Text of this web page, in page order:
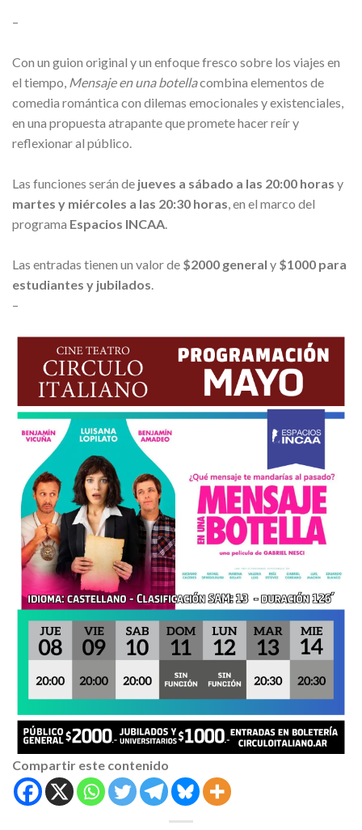
–
Con un guion original y un enfoque fresco sobre los viajes en
el tiempo, Mensaje en una botellacombina elementos de
comedia romántica con dilemas emocionales y existenciales,
en una propuesta atrapante que promete hacer reír y
reflexionar al público.
Las funciones serán de jueves a sábado a las 20:00 horas y
martes y miércoles a las 20:30 horas, en el marco del
programa Espacios INCAA.
Las entradas tienen un valor de $2000 general y $1000 para
estudiantes y jubilados.
–
Compartir este contenido